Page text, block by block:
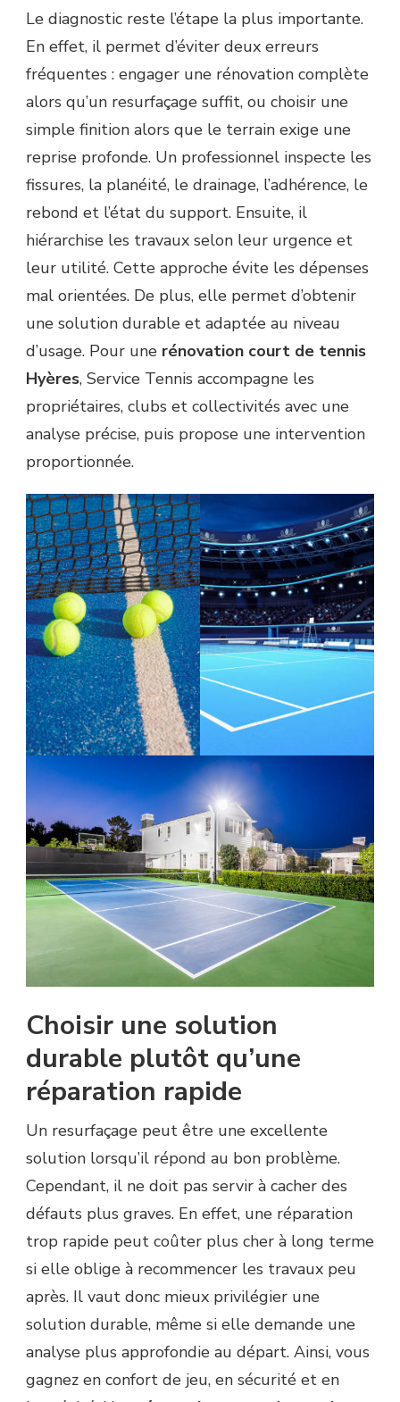
Le diagnostic reste l’étape la plus importante.
En effet, il permet d’éviter deux erreurs
fréquentes : engager une rénovation complète
alors qu’un resurfaçage suffit, ou choisir une
simple finition alors que le terrain exige une
reprise profonde. Un professionnel inspecte les
fissures, la planéité, le drainage, l’adhérence, le
rebond et l’état du support. Ensuite, il
hiérarchise les travaux selon leur urgence et
leur utilité. Cette approche évite les dépenses
mal orientées. De plus, elle permet d’obtenir
une solution durable et adaptée au niveau
d’usage. Pour une rénovation court de tennis
Hyères, Service Tennis accompagne les
propriétaires, clubs et collectivités avec une
analyse précise, puis propose une intervention
proportionnée.
Choisir une solution
durable plutôt qu’une
réparation rapide
Un resurfaçage peut être une excellente
solution lorsqu’il répond au bon problème.
Cependant, il ne doit pas servir à cacher des
défauts plus graves. En effet, une réparation
trop rapide peut coûter plus cher à long terme
si elle oblige à recommencer les travaux peu
après. Il vaut donc mieux privilégier une
solution durable, même si elle demande une
analyse plus approfondie au départ. Ainsi, vous
gagnez en confort de jeu, en sécurité et en